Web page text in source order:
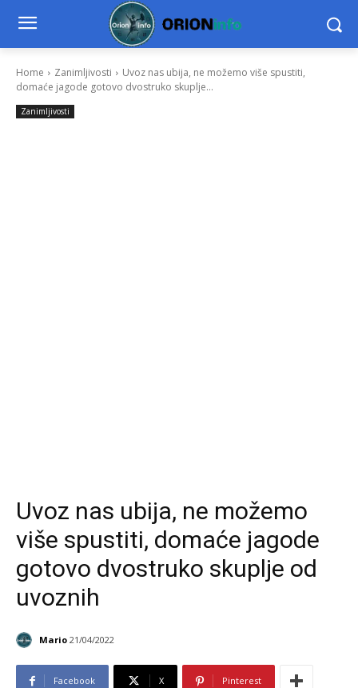
Home Zanimljivosti
Uvoz nas ubija, ne možemo više spustiti,
domaće jagode gotovo dvostruko skuplje...
Zanimljivosti
Uvoz nas ubija, ne možemo
više spustiti, domaće jagode
gotovo dvostruko skuplje od
uvoznih
Mario 21/04/2022
Facebook X Pinterest